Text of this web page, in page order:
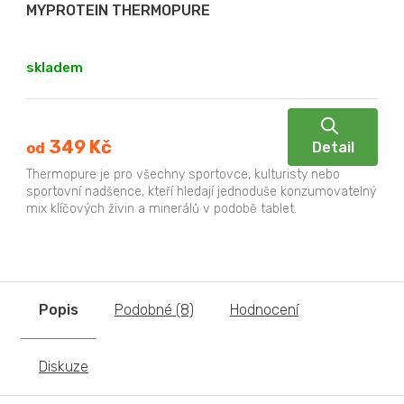
MYPROTEIN THERMOPURE
skladem
od 349 Kč Detail
Thermopure je pro všechny sportovce, kulturisty nebo
sportovní nadšence, kteří hledají jednoduše konzumovatelný
mix klíčových živin a minerálů v podobě tablet.
Popis Podobné (8) Hodnocení
Diskuze